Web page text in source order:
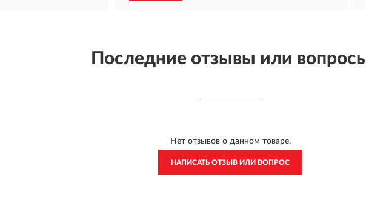
Последние отзывы или
Нет отзывов о данном товаре.
НАПИСАТЬ ОТЗЫВ ИЛИ ВОПРОС